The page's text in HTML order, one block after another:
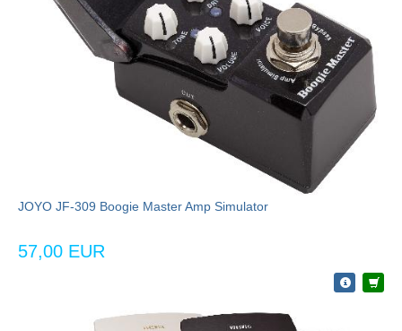
JOYO JF-309 Boogie Master Amp Simulator
57,00 EUR